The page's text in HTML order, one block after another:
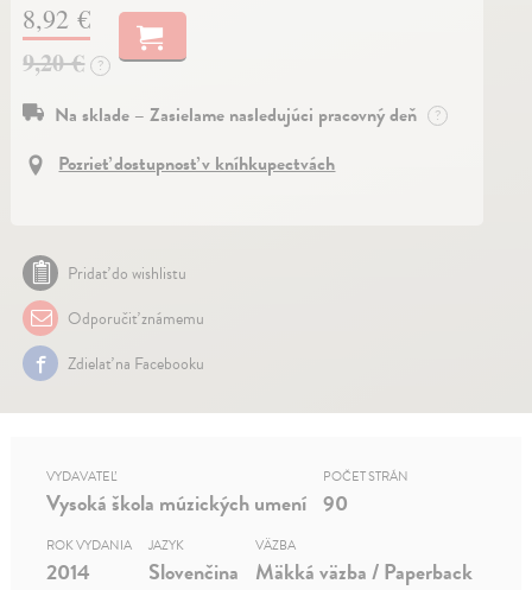
8,92 €
9,20 €
?
Na sklade – Zasielame nasledujúci pracovný deň ?
Pozrieť dostupnosť v kníhkupectvách
Pridať do wishlistu
Odporučiť známemu
Zdielať na Facebooku
VYDAVATEĽ
Vysoká škola múzických umení
POČET STRÁN
90
ROK VYDANIA
2014
JAZYK
Slovenčina
VÄZBA
Mäkká väzba / Paperback